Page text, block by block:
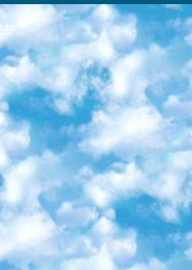
для неклассов) написано Математическое письмо Письменная/устная история Узбекистана Физическое воспитание практично Итоговый контроль Для 11 класса Написание родного языка и литературы (эссе) Математическое письмо Узбекский язык (обучение на узбекском языке) не посещающее общее среднее образование для учреждений)/Образовательное учреждение выбор письменный и устный Иностранный язык письменный/устный Письменная/устная история Узбекистана *По выбору студента:  Химия  Физика  Основы государственного права  География 10 бесплатных образовательных ресурсов - Мы составили подборку онлайн-проектов с интерактивными упражнениями, видеолекциями и статьями. Они помогут вам обрести новые и освежить старые знания бесплатно. 1. «ИНТУИТ» Старейшая образовательная площадка Рунета. Здесь вы найдёте сотни текстовых и видеокурсов на десятки различных тем — от программирования до психологии. Многие курсы подготовлены российскими университетами и крупными международными компаниями вроде Intel и Microsoft. Самостоятельное обучение бесплатное, но желающие могут оплатить услуги персональных наставников. 2. «Смартия» знакомит с актуальными профессиями и подсказывает, как им обучаться. Выбрав заинтересовавшую вас специальность — SMM-специалист, фотограф, веб-дизайнер или другую, — увидите список необходимых для неё умений. Чтобы вы могли освоить их самостоятельно, для каждого умения площадка отображает подборку ссылок на учебные материалы. Хотя «Смартия» ориентируется на русскоязычную аудиторию, часть контента всё же доступна только на английском. 3. «Лекторий Физтеха» Проект Московского физико-технического института (Физтеха). С его помощью вы можете смотреть онлайн серии лекций, записанные на видео в этом вузе. В числе доступных предметов — физика, биология, химия, информационные технологии и другие. К некоторым лекциям администрация ресурса прилагает готовые конспекты, которые можно скачивать в PDF-формате. 4. ITMOcourses Онлайн-площадка Санкт-Петербургского национального исследовательского университета информационных технологий, механики и оптики (ИТМО). Ресурс предоставляет свободный доступ к курсам, разработанным в этом вузе. Каталог материалов разбит на четыре категории: «Оптические системы и технологии», «Приборостроение и робототехника», «Информационные технологии» и «Биотехнологии». Курсы состоят из видеолекций, интерактивных демонстраций и заданий. 5. «КиберЛенинка» Электронная научная библиотека открытого доступа. Каталог площадки регулярно обрастает текстами статей из различных научных изданий. Сгруппированные по журналам и рубрикам публикации можно читать онлайн или скачивать целиком в PDF-формате. Проект нацелен на популяризацию науки за счёт открытого доступа к качественной информации. 6. «ПостНаука» На этом ресурсе публикуют подборки видеолекций, составленные экспертами из разных отраслей и объединённые общими темами. Среди них, к примеру, есть серии «Биоинформатика и геномика», «Культура средневековой Скандинавии» и Cinema Studies о теории кино. Каждая подборка лекций — логически связанная история, рассказанная экспертом от первого лица. Кроме того, на сайте появляются научно-образовательные статьи и тесты на разные темы. 7. «Newочём» Команда проекта «Newочём» отбирает самые интересные тексты из англоязычных СМИ и переводит те из них, за которые голосуют участники сообщества «ВКонтакте». По большей части это научно-популярные статьи. Редакторы придумывают лишь заголовки, в остальном содержание переводов соответствует оригиналам. Полные тексты можно читать прямо в социальной сети. 8. InternetUrok Онлайн-база материалов по основным дисциплинам школьной программы. Информация на сайте структурирована по классам, предметам и темам (урокам). Каждый урок состоит из видеолекций и конспектов. Есть также интерактивные тренажёры и тесты для закрепления пройденного материала. Даже если вы давно окончили школу, возможность повторить программу старших классов всегда может пригодиться. 9. Edutainme Ещё один ресурс об образовании. В отличие от Newtonew, как мне кажется, Edutainme больше ориентируется на представителей индустрии: педагогов, предпринимателей, разработчиков образовательных проектов. Но и любой, кто просто стремится к саморазвитию, найдёт на сайте много полезного и интересного для себя. Например, информацию о новых курсах и образовательных сервисах. 10. Newtonew Онлайн-медиа об образовании и обучении в широком смысле. Авторы Newtonew пишут об инструментах, заведениях, тактиках и стратегиях, которые помогают учить других и получать новые знания самостоятельно. На этой площадке вы найдёте новости, обзоры, аналитические мат